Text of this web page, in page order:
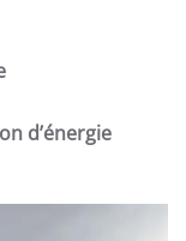
d’énergie